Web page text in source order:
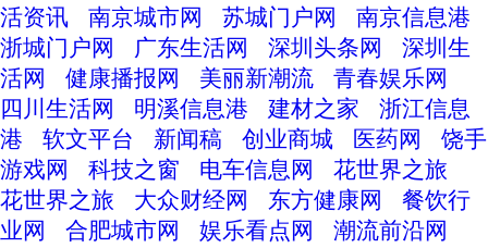
活资讯
南京城市网 苏城门户网
南京信息港
浙城门户网
广东生活网 深圳头条网
深圳生
活网
健康播报网 美丽新潮流
青春娱乐网
四川生活网
明溪信息港 建材之家
浙江信息
港
软文平台 新闻稿 创业商城 医药网
饶手
游戏网
科技之窗 电车信息网
花世界之旅
花世界之旅
大众财经网 东方健康网
餐饮行
业网
合肥城市网 娱乐看点网
潮流前沿网